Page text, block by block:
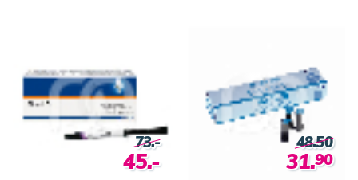
73.-
45.-
48.50
31.90